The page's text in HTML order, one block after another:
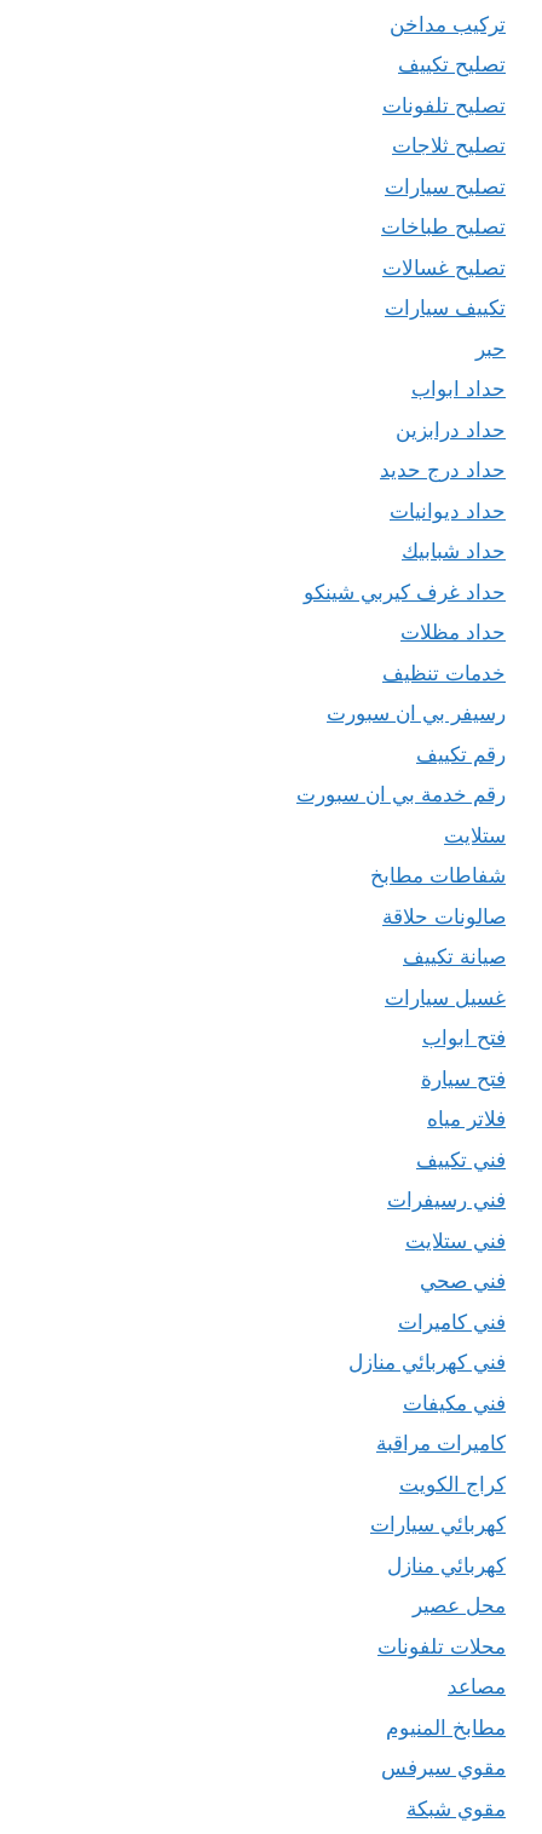
تركيب مداخن
تصليح تكييف
تصليح تلفونات
تصليح ثلاجات
تصليح سيارات
تصليح طباخات
تصليح غسالات
تكييف سيارات
حبر
حداد ابواب
حداد درابزين
حداد درج حديد
حداد ديوانيات
حداد شبابيك
حداد غرف كيربي شينكو
حداد مظلات
خدمات تنظيف
رسيفر بي ان سبورت
رقم تكييف
رقم خدمة بي ان سبورت
ستلايت
شفاطات مطابخ
صالونات حلاقة
صيانة تكييف
غسيل سيارات
فتح ابواب
فتح سيارة
فلاتر مياه
فني تكييف
فني رسيفرات
فني ستلايت
فني صحي
فني كاميرات
فني كهربائي منازل
فني مكيفات
كاميرات مراقبة
كراج الكويت
كهربائي سيارات
كهربائي منازل
محل عصير
محلات تلفونات
مصاعد
مطابخ المنيوم
مقوي سيرفس
مقوي شبكة